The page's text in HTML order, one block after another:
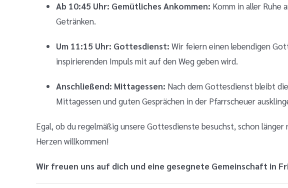
Ab 10:45 Uhr: Gemütliches Ankommen: Komm in aller Ruhe
Getränken.
Um 11:15 Uhr: Gottesdienst: Wir feiern einen lebendigen
inspirierenden Impuls mit auf den Weg geben wird.
Anschließend: Mittagessen: Nach dem Gottesdienst bleibt
Mittagessen und guten Gesprächen in der Pfarrscheuer
Egal, ob du regelmäßig unsere Gottesdienste besuchst, schon
Herzen willkommen!
Wir freuen uns auf dich und eine gesegnete Gemeinschaft in